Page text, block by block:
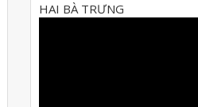
HAI BÀ TRƯNG